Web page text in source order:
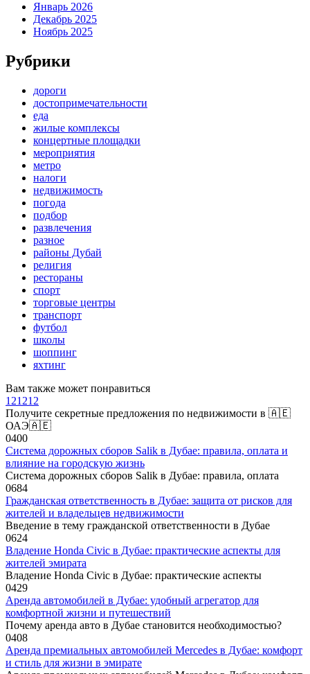
Январь 2026
Декабрь 2025
Ноябрь 2025
Рубрики
дороги
достопримечательности
еда
жилые комплексы
концертные площадки
мероприятия
метро
налоги
недвижимость
погода
подбор
развлечения
разное
районы Дубай
религия
рестораны
спорт
торговые центры
транспорт
футбол
школы
шоппинг
яхтинг
Вам также может понравиться
121212
Получите секретные предложения по недвижимости в 🇦🇪
ОАЭ🇦🇪
0400
Система дорожных сборов Salik в Дубае: правила, оплата и
влияние на городскую жизнь
Система дорожных сборов Salik в Дубае: правила, оплата
0684
Гражданская ответственность в Дубае: защита от рисков для
жителей и владельцев недвижимости
Введение в тему гражданской ответственности в Дубае
0624
Владение Honda Civic в Дубае: практические аспекты для
жителей эмирата
Владение Honda Civic в Дубае: практические аспекты
0429
Аренда автомобилей в Дубае: удобный агрегатор для
комфортной жизни и путешествий
Почему аренда авто в Дубае становится необходимостью?
0408
Аренда премиальных автомобилей Mercedes в Дубае: комфорт
и стиль для жизни в эмирате